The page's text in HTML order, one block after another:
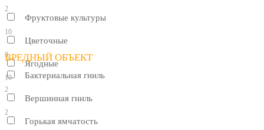
2
Фруктовые культуры
10
Цветочные
9
Ягодные
10
ВРЕДНЫЙ ОБЪЕКТ
Бактериальная гниль
2
Вершинная гниль
2
Горькая ямчатость